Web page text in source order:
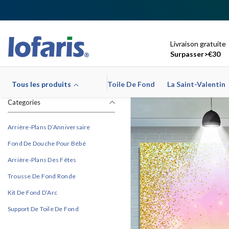
Livraison gratuite
Surpasser>€30
Tous les produits Toile De Fond La Saint-Valentin
Categories
Arrière-Plans D’Anniversaire
Fond De Douche Pour Bébé
Arrière-Plans Des Fêtes
Trousse De Fond Ronde
Kit De Fond D’Arc
Support De Toile De Fond